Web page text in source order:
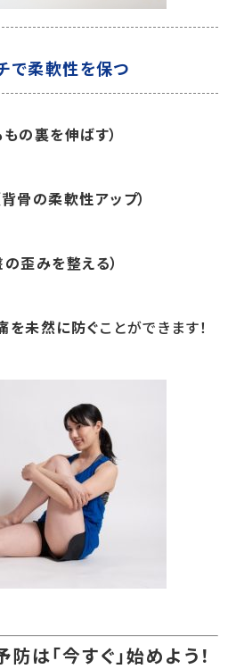
で柔軟性を保つ
の裏を伸ばす）
骨の柔軟性アップ）
歪みを整える）
を未然に防ぐことができます！
は「今すぐ」始めよう！